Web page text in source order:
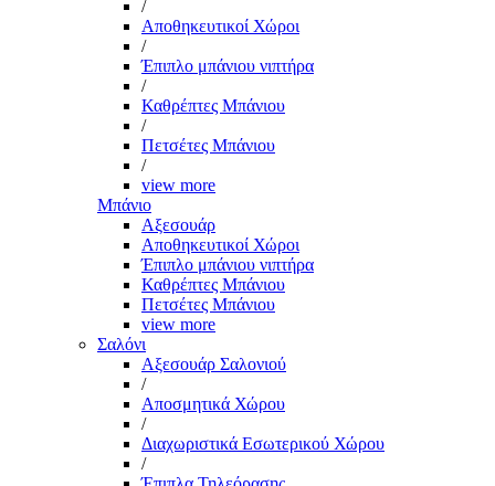
/
Αποθηκευτικοί Χώροι
/
Έπιπλο μπάνιου νιπτήρα
/
Καθρέπτες Μπάνιου
/
Πετσέτες Μπάνιου
/
view more
Μπάνιο
Αξεσουάρ
Αποθηκευτικοί Χώροι
Έπιπλο μπάνιου νιπτήρα
Καθρέπτες Μπάνιου
Πετσέτες Μπάνιου
view more
Σαλόνι
Αξεσουάρ Σαλονιού
/
Αποσμητικά Χώρου
/
Διαχωριστικά Εσωτερικού Χώρου
/